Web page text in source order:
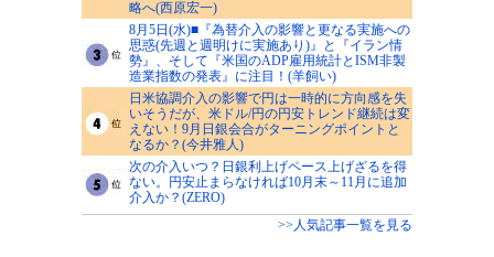
略へ(西原宏一)
8月5日(水)■『為替介入の影響と更なる実施への
思惑(先週と週明けに実施あり)』と『イラン情
勢』、そして『米国のADP雇用統計とISM非製
造業指数の発表』に注目！(羊飼い)
日米協調介入の影響で円は一時的に方向感を失
いそうだが、米ドル/円の円安トレンド継続は変
えない！9月日銀会合がターニングポイントと
なるか？(今井雅人)
次の介入いつ？日銀利上げペース上げざるを得
ない。円安止まらなければ10月末～11月に追加
介入か？(ZERO)
>>人気記事一覧を見る